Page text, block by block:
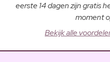
eerste 14 dagen zijn gratis
moment
Bekijk alle